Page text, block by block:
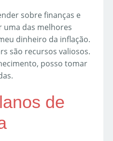
sobre finanças e
uma das melhores
dinheiro da inflação.
são recursos valiosos.
posso tomar
de